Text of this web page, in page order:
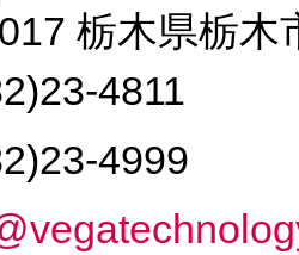
栃木県栃木
4811
4999